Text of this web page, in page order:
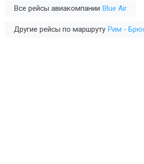
Все рейсы авиакомпании Blue Air
Другие рейсы по маршруту Рим -